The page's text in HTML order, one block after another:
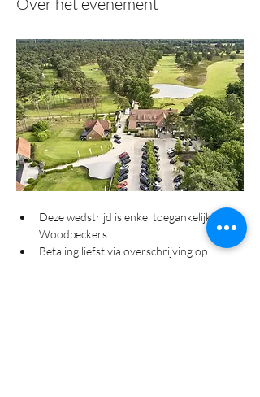
Deze wedstrijd is enkel toegankelijk voor
Woodpeckers.
Betaling liefst via overschrijving op